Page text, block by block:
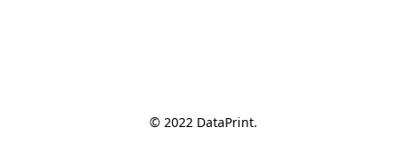
© 2022 DataPrint.